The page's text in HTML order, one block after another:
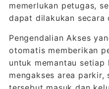
memerlukan petugas,
dapat dilakukan secara
Pengendalian Akses
otomatis memberikan
untuk memantau setiap
mengakses area parkir,